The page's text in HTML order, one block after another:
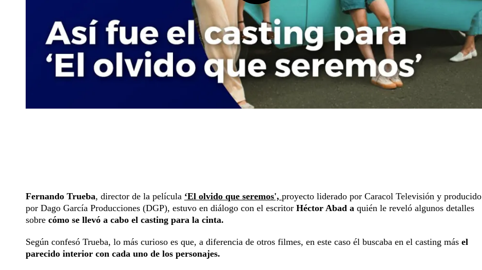
Fernando Trueba, director de la película ‘El olvido que seremos', proyecto liderado por Caracol Televisión y producido
por Dago García Producciones (DGP), estuvo en diálogo con el escritor Héctor Abad a quién le reveló algunos detalles
sobre cómo se llevó a cabo el casting para la cinta.
Según confesó Trueba, lo más curioso es que, a diferencia de otros filmes, en este caso él buscaba en el casting más el
parecido interior con cada uno de los personajes.